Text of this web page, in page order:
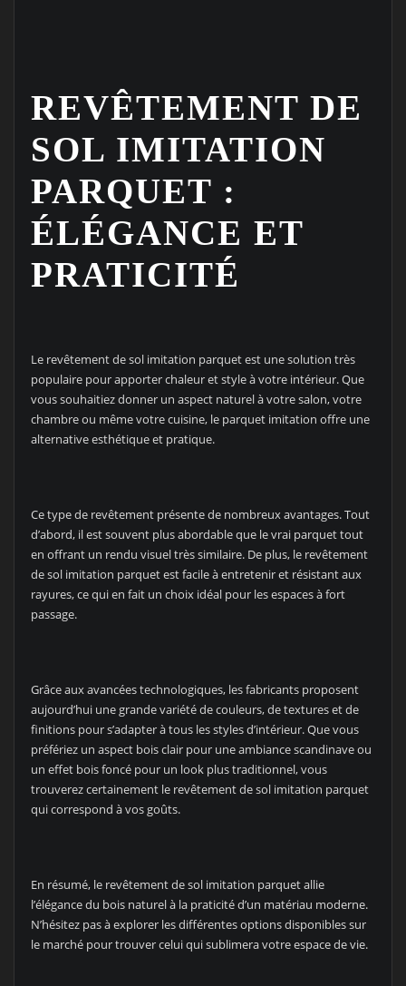
REVÊTEMENT DE
SOL IMITATION
PARQUET :
ÉLÉGANCE ET
PRATICITÉ
Le revêtement de sol imitation parquet est une solution très
populaire pour apporter chaleur et style à votre intérieur. Que
vous souhaitiez donner un aspect naturel à votre salon, votre
chambre ou même votre cuisine, le parquet imitation offre une
alternative esthétique et pratique.
Ce type de revêtement présente de nombreux avantages. Tout
d’abord, il est souvent plus abordable que le vrai parquet tout
en offrant un rendu visuel très similaire. De plus, le revêtement
de sol imitation parquet est facile à entretenir et résistant aux
rayures, ce qui en fait un choix idéal pour les espaces à fort
passage.
Grâce aux avancées technologiques, les fabricants proposent
aujourd’hui une grande variété de couleurs, de textures et de
finitions pour s’adapter à tous les styles d’intérieur. Que vous
préfériez un aspect bois clair pour une ambiance scandinave ou
un effet bois foncé pour un look plus traditionnel, vous
trouverez certainement le revêtement de sol imitation parquet
qui correspond à vos goûts.
En résumé, le revêtement de sol imitation parquet allie
l’élégance du bois naturel à la praticité d’un matériau moderne.
N’hésitez pas à explorer les différentes options disponibles sur
le marché pour trouver celui qui sublimera votre espace de vie.